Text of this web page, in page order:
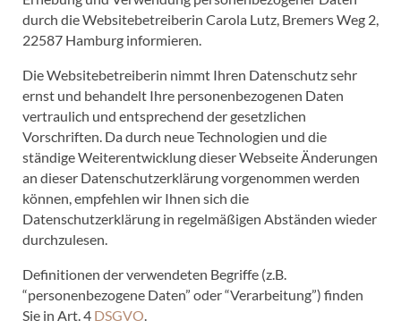
durch die Websitebetreiberin Carola Lutz, Bremers Weg 2,
22587 Hamburg informieren.
Die Websitebetreiberin nimmt Ihren Datenschutz sehr
ernst und behandelt Ihre personenbezogenen Daten
vertraulich und entsprechend der gesetzlichen
Vorschriften. Da durch neue Technologien und die
ständige Weiterentwicklung dieser Webseite Änderungen
an dieser Datenschutzerklärung vorgenommen werden
können, empfehlen wir Ihnen sich die
Datenschutzerklärung in regelmäßigen Abständen wieder
durchzulesen.
Definitionen der verwendeten Begriffe (z.B.
“personenbezogene Daten” oder “Verarbeitung”) finden
Sie in Art. 4 DSGVO